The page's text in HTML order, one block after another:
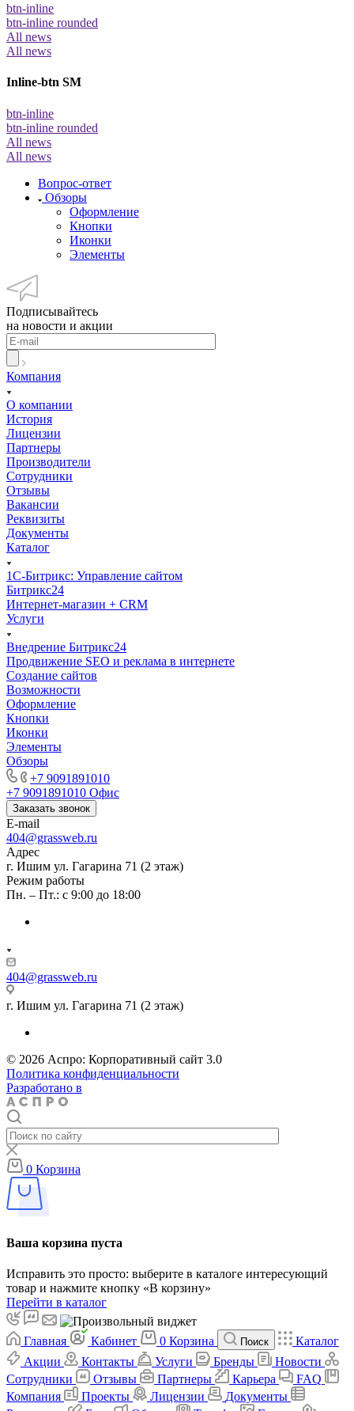
btn-inline
btn-inline rounded
All news
All news
Inline-btn SM
btn-inline
btn-inline rounded
All news
All news
Вопрос-ответ
Обзоры
Оформление
Кнопки
Иконки
Элементы
Подписывайтесь
на новости и акции
Компания
О компании
История
Лицензии
Партнеры
Производители
Сотрудники
Отзывы
Вакансии
Реквизиты
Документы
Каталог
1С-Битрикс: Управление сайтом
Битрикс24
Интернет-магазин + CRM
Услуги
Внедрение Битрикс24
Продвижение SEO и реклама в интернете
Создание сайтов
Возможности
Оформление
Кнопки
Иконки
Элементы
Обзоры
+7 9091891010
+7 9091891010 Офис
Заказать звонок
E-mail
404@grassweb.ru
Адрес
г. Ишим ул. Гагарина 71 (2 этаж)
Режим работы
Пн. – Пт.: с 9:00 до 18:00
404@grassweb.ru
г. Ишим ул. Гагарина 71 (2 этаж)
© 2026 Аспро: Корпоративный сайт 3.0
Политика конфиденциальности
Разработано в
0 Корзина
Ваша корзина пуста
Исправить это просто: выберите в каталоге интересующий
товар и нажмите кнопку «В корзину»
Перейти в каталог
Главная Кабинет 0 Корзина Поиск
Каталог
Акции
Контакты Услуги Бренды
Новости
Сотрудники
Отзывы Партнеры Карьера
FAQ
Компания
Проекты Лицензии
Документы